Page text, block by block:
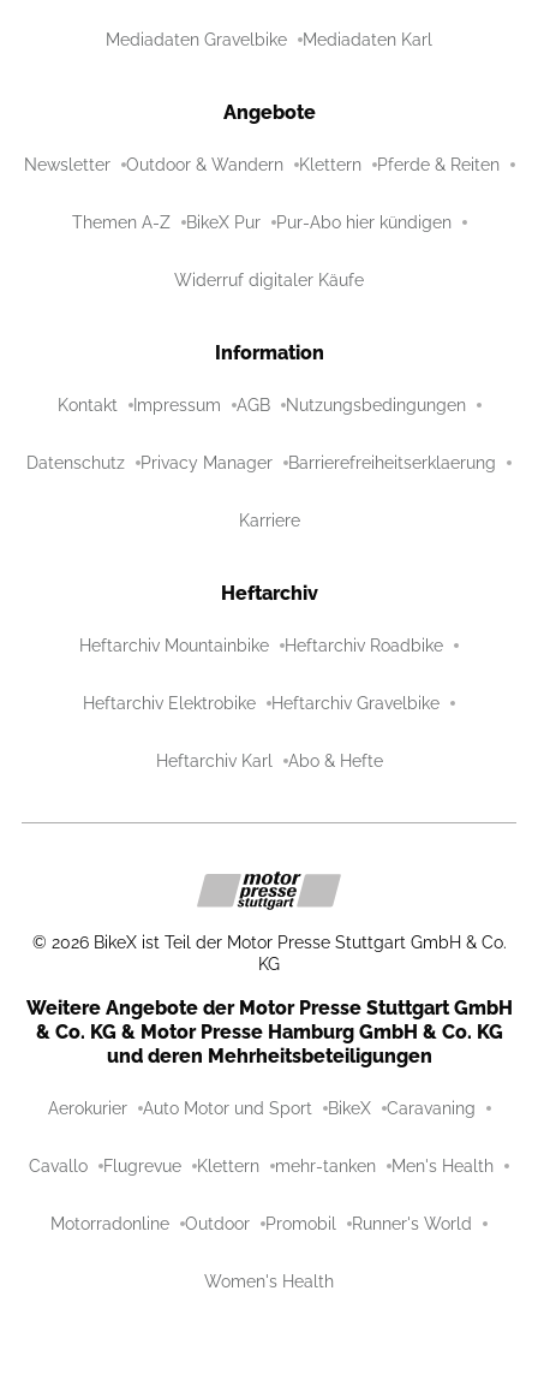
Mediadaten Gravelbike Mediadaten Karl
Angebote
Newsletter Outdoor & Wandern Klettern Pferde & Reiten
Themen A-Z BikeX Pur Pur-Abo hier kündigen
Widerruf digitaler Käufe
Information
Kontakt Impressum AGB Nutzungsbedingungen
Datenschutz Privacy Manager Barrierefreiheitserklaerung
Karriere
Heftarchiv
Heftarchiv Mountainbike Heftarchiv Roadbike
Heftarchiv Elektrobike Heftarchiv Gravelbike
Heftarchiv Karl Abo & Hefte
© 2026 BikeX ist Teil der Motor Presse Stuttgart GmbH & Co.
KG
Weitere Angebote der Motor Presse Stuttgart GmbH
& Co. KG & Motor Presse Hamburg GmbH & Co. KG
und deren Mehrheitsbeteiligungen
Aerokurier Auto Motor und Sport BikeX Caravaning
Cavallo Flugrevue Klettern mehr-tanken Men's Health
Motorradonline Outdoor Promobil Runner's World
Women's Health